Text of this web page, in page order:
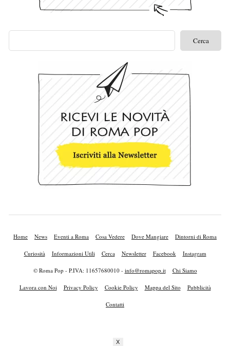
Home News Eventi a Roma Cosa Vedere Dove Mangiare Dintorni di Roma
Curiosità Informazioni Utili Cerca Newsletter Facebook Instagram
© Roma Pop - P.IVA: 11657680010 - info@romapop.it Chi Siamo
Lavora con Noi Privacy Policy Cookie Policy Mappa del Sito Pubblicità
Contatti
X